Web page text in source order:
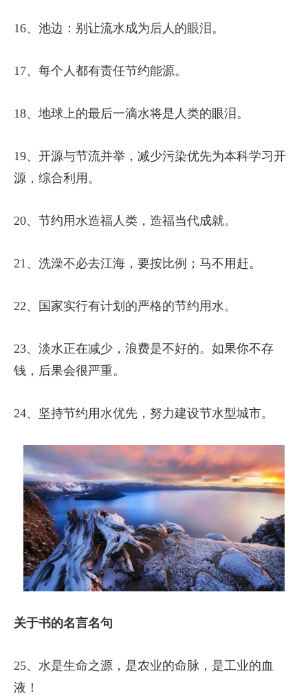
16、池边：别让流水成为后人的眼泪。
17、每个人都有责任节约能源。
18、地球上的最后一滴水将是人类的眼泪。
19、开源与节流并举，减少污染优先为本科学习开
源，综合利用。
20、节约用水造福人类，造福当代成就。
21、洗澡不必去江海，要按比例；马不用赶。
22、国家实行有计划的严格的节约用水。
23、淡水正在减少，浪费是不好的。如果你不存
钱，后果会很严重。
24、坚持节约用水优先，努力建设节水型城市。
关于书的名言名句
25、水是生命之源，是农业的命脉，是工业的血
液！